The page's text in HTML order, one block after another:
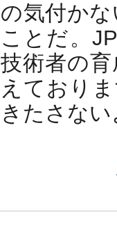
の気付か
ことだ。
技術者の
えており
きたさな